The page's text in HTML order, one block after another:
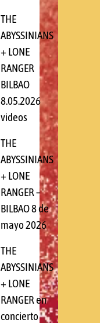
THE
ABYSSINIANS
+ LONE
RANGER
BILBAO
8.05.2026
videos
THE
ABYSSINIANS
+ LONE
RANGER –
BILBAO 8 de
mayo 2026
THE
ABYSSINIANS
+ LONE
RANGER en
concierto